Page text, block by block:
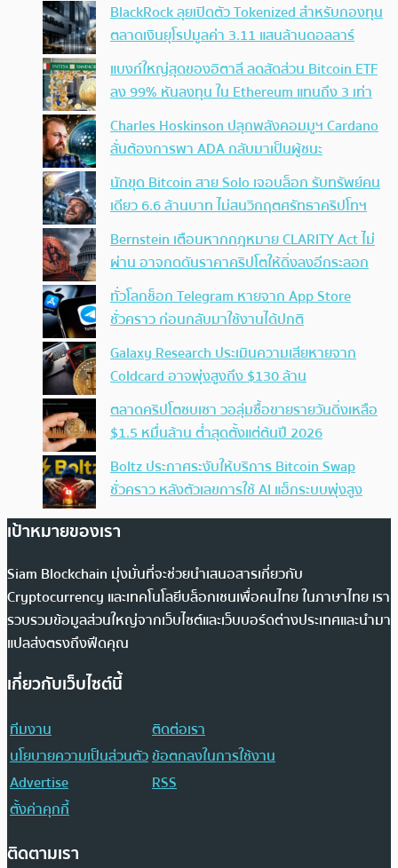
BlackRock ลุยเปิดตัว Tokenized สำหรับกองทุน
ตลาดเงินยุโรปมูลค่า 3.11 แสนล้านดอลลาร์
แบงก์ใหญ่สุดของอิตาลี ลดสัดส่วน Bitcoin ETF
ลง 99% หันลงทุน ใน Ethereum แทนถึง 3 เท่า
Charles Hoskinson ปลุกพลังคอมมูฯ Cardano
ลั่นต้องการพา ADA กลับมาเป็นผู้ชนะ
นักขุด Bitcoin สาย Solo เจอบล็อก รับทรัพย์คน
เดียว 6.6 ล้านบาท ไม่สนวิกฤตศรัทธาคริปโทฯ
Bernstein เตือนหากกฎหมาย CLARITY Act ไม่
ผ่าน อาจกดดันราคาคริปโตให้ดิ่งลงอีกระลอก
ทั่วโลกช็อก Telegram หายจาก App Store
ชั่วคราว ก่อนกลับมาใช้งานได้ปกติ
Galaxy Research ประเมินความเสียหายจาก
Coldcard อาจพุ่งสูงถึง $130 ล้าน
ตลาดคริปโตซบเซา วอลุ่มซื้อขายรายวันดิ่งเหลือ
$1.5 หมื่นล้าน ต่ำสุดตั้งแต่ต้นปี 2026
Boltz ประกาศระงับให้บริการ Bitcoin Swap
ชั่วคราว หลังตัวเลขการใช้ AI แฮ็กระบบพุ่งสูง
เป้าหมายของเรา
Siam Blockchain มุ่งมั่นที่จะช่วยนำเสนอสารเกี่ยวกับ
Cryptocurrency และเทคโนโลยีบล็อกเชนเพื่อคนไทย ในภาษาไทย เรา
รวบรวมข้อมูลส่วนใหญ่จากเว็บไซต์และเว็บบอร์ดต่างประเทศและนำมา
แปลส่งตรงถึงฟีดคุณ
เกี่ยวกับเว็บไซต์นี้
ทีมงาน
ติดต่อเรา
นโยบายความเป็นส่วนตัวข้อตกลงในการใช้งาน
Advertise
RSS
ตั้งค่าคุกกี้
ติดตามเรา